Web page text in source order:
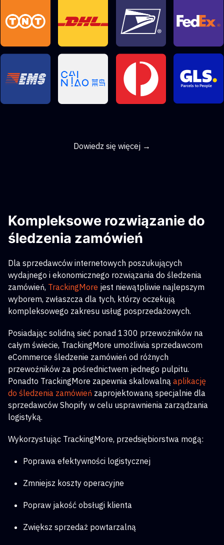
Dowiedz się więcej →
Kompleksowe rozwiązanie do
śledzenia zamówień
Dla sprzedawców internetowych poszukujących
wydajnego i ekonomicznego rozwiązania do śledzenia
zamówień, TrackingMore jest niewątpliwie najlepszym
wyborem, zwłaszcza dla tych, którzy oczekują
kompleksowego zakresu usług posprzedażowych.
Posiadając solidną sieć ponad 1300 przewoźników na
całym świecie, TrackingMore umożliwia sprzedawcom
eCommerce śledzenie zamówień od różnych
przewoźników za pośrednictwem jednego pulpitu.
Ponadto TrackingMore zapewnia skalowalną aplikację
do śledzenia zamówień zaprojektowaną specjalnie dla
sprzedawców Shopify w celu usprawnienia zarządzania
logistyką.
Wykorzystując TrackingMore, przedsiębiorstwa mogą:
Poprawa efektywności logistycznej
Zmniejsz koszty operacyjne
Popraw jakość obsługi klienta
Zwiększ sprzedaż powtarzalną